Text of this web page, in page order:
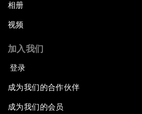
相册
视频
加入我们
登录
成为我们的合作伙伴
成为我们的会员